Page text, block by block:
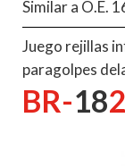
Similar a O.E.
Juego rejillas
paragolpes
BR-18